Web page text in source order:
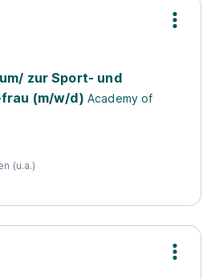
zur Sport- und
(m/w/d) Academy of
(u.a.)